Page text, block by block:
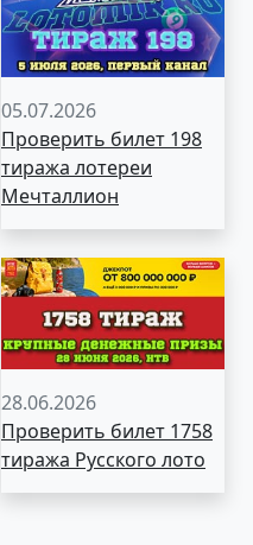
05.07.2026
Проверить билет 198
тиража лотереи
Мечталлион
28.06.2026
Проверить билет 1758
тиража Русского лото